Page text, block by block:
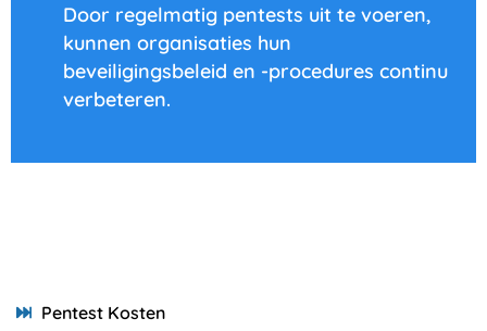
Door regelmatig pentests uit te voeren,
kunnen organisaties hun
beveiligingsbeleid en -procedures continu
verbeteren.
Pentest Kosten